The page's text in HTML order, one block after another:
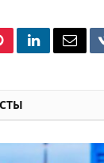
LinkedInEmail